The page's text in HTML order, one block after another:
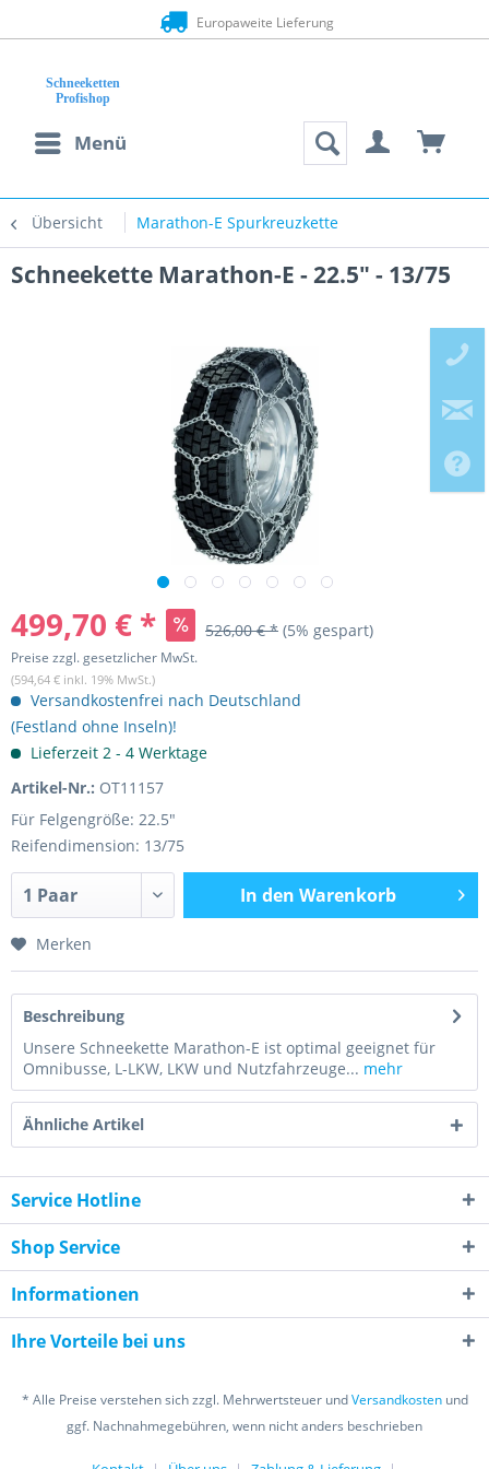
Europaweite Lieferung
Menü
Übersicht Marathon-E Spurkreuzkette
Schneekette Marathon-E - 22.5" - 13/75
499,70 € * 526,00 € * (5% gespart)
Preise zzgl. gesetzlicher MwSt.
(594,64 € inkl. 19% MwSt.)
Versandkostenfrei nach Deutschland
(Festland ohne Inseln)!
Lieferzeit 2 - 4 Werktage
Artikel-Nr.: OT11157
Für Felgengröße: 22.5"
Reifendimension: 13/75
In den Warenkorb
Merken
Beschreibung
Unsere Schneekette Marathon-E ist optimal geeignet für
Omnibusse, L-LKW, LKW und Nutzfahrzeuge... mehr
Ähnliche Artikel
Service Hotline
Shop Service
Informationen
Ihre Vorteile bei uns
* Alle Preise verstehen sich zzgl. Mehrwertsteuer undVersandkostenund
ggf. Nachnahmegebühren, wenn nicht anders beschrieben